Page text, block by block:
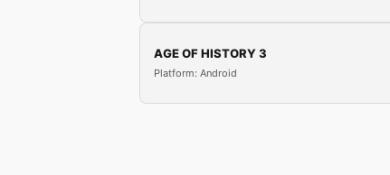
AGE OF HISTORY 3
Platform: Android